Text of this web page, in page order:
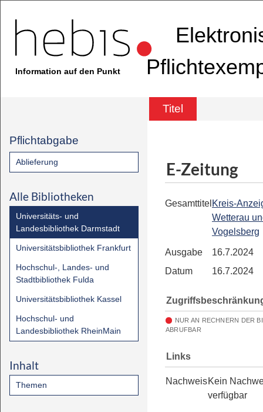
Information auf den Punkt
Titel
Pflichtabgabe
Ablieferung
Alle Bibliotheken
Universitäts- und
Landesbibliothek Darmstadt
Universitätsbibliothek Frankfurt
Hochschul-, Landes- und
Stadtbibliothek Fulda
Universitätsbibliothek Kassel
Hochschul- und
Landesbibliothek RheinMain
Inhalt
Themen
E-Zeitung
Gesamttitel Kreis-
Wetterau
Vogelsberg
Ausgabe
16.7.2024
Datum
16.7.2024
NUR AN RECHNERN DER
ABRUFBAR
Links
NachweisKein
verfügbar